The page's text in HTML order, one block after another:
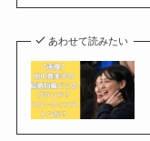
あわせて読みたい